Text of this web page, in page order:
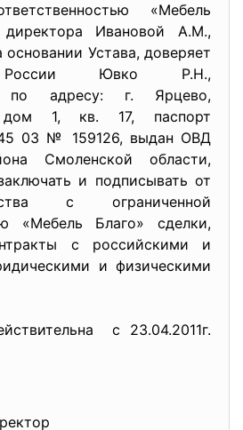
«Мебель
Ивановой А.М.,
Устава, доверяет
России Ювко Р.Н.,
по адресу: г. Ярцево,
дом 1, кв. 17, паспорт
03 № 159126, выдан ОВД
Смоленской области,
и подписывать от
с ограниченной
«Мебель Благо» сделки,
с российскими и
и физическими
с 23.04.2011г.
директор